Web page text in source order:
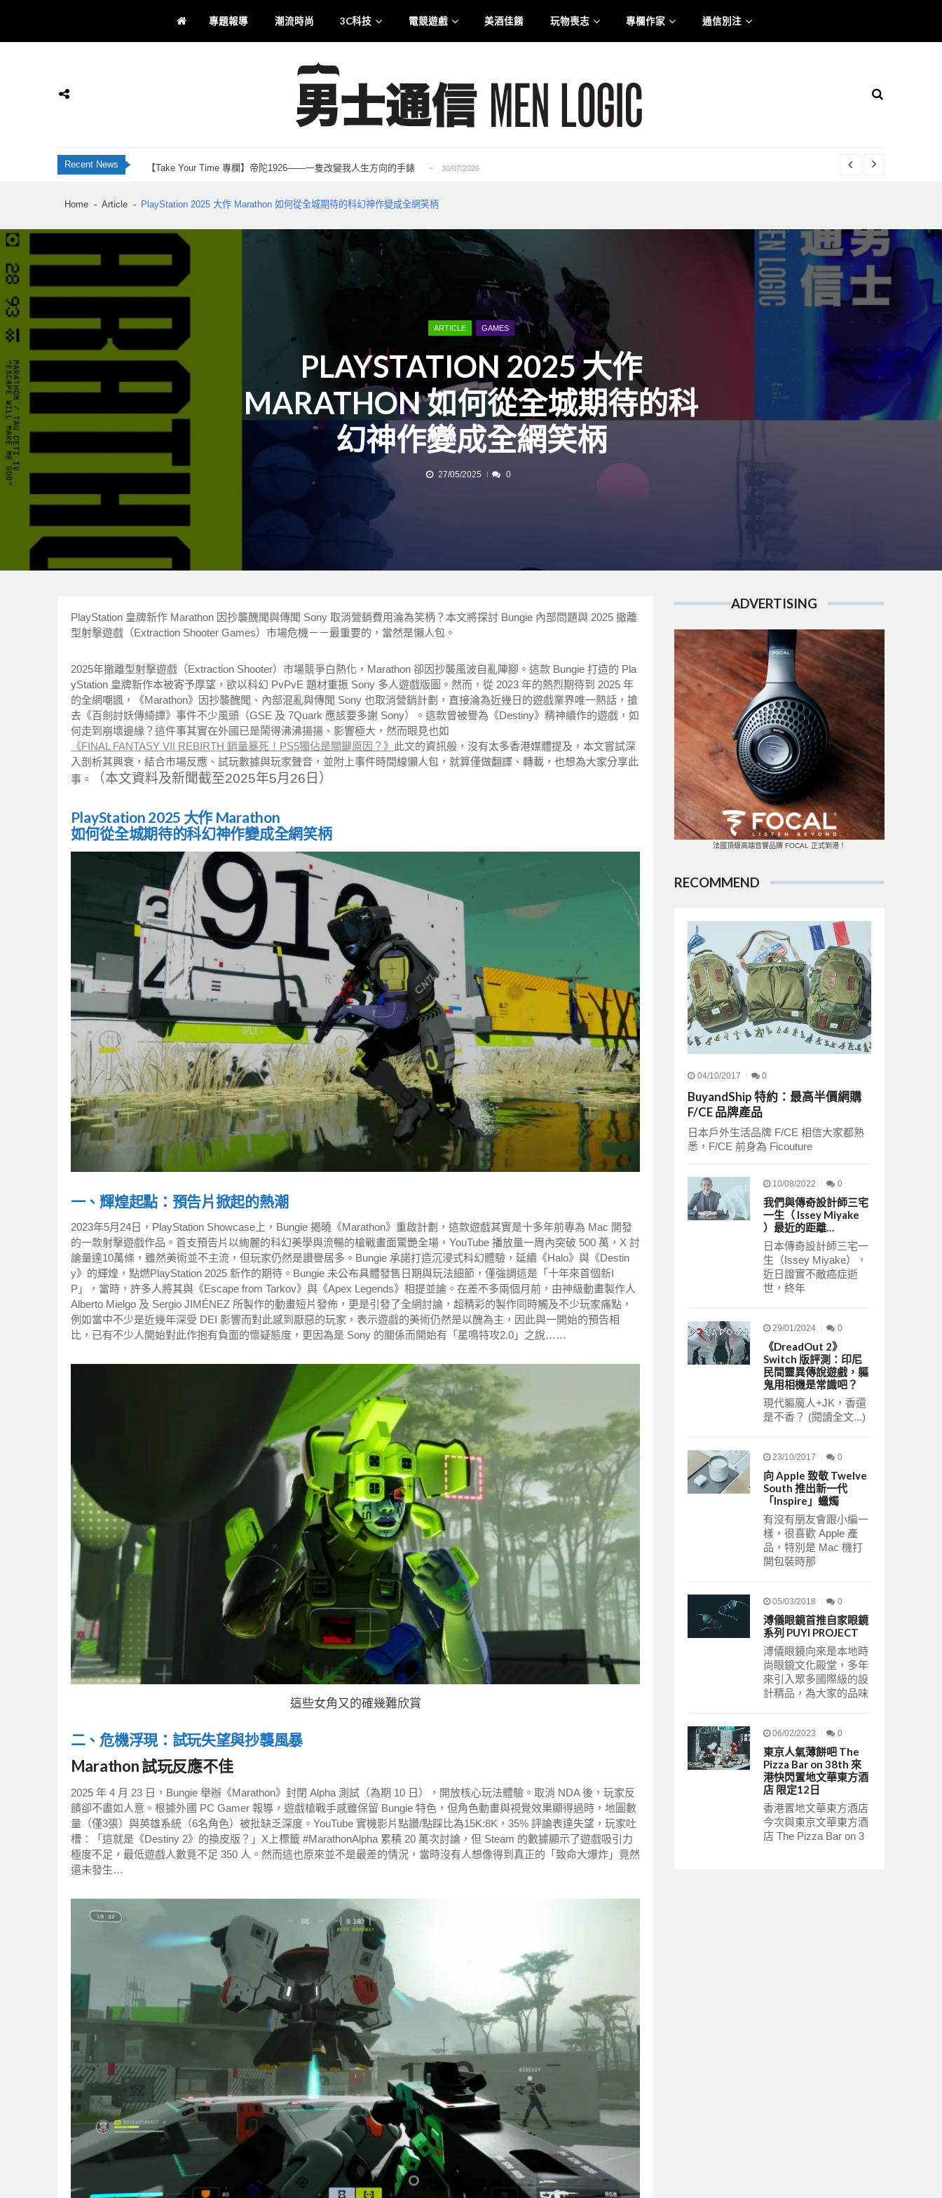
專題報導 潮流時尚 3C科技 電競遊戲 美酒佳餚 玩物喪志 專欄作家 通信別注
男士通信
男士專屬
Recent News
JBL Live 全新智慧降噪耳機系列 藍牙 6.0 智慧觸控盒震撼登港 25/07/2026
香港科研28年品牌 INNOTIER 創辦人Juliana 專訪：從口罩到貼身衣物 最高規格的防護... 21/07/2026
Momax 屯門市廣場品牌店正式開業！「Recharge for Tuen Mun」為主題注入生活能量... 12/07/2026
刺客教條：黑旗同步重置 評測：海盜黃金時代的忠實重生，Ubisoft 的一次及時救贖...
香港科研28年品牌 INNOTIER 創辦人Juliana 專訪：從口罩到貼身衣物 最高規格的防護...
Momax 屯門市廣場品牌店正式開業！「Recharge for Tuen Mun」為主題注入生活能量... 12/07/2026
【Take Your Time 專欄】帝陀1926——一隻改變我人生方向的手錶 30/07/2026
刺客教條：黑旗同步重置 評測：海盜黃金時代的忠實重生，Ubisoft 的一次及時救贖... 29/07/2026
JBL Live 全新智慧降噪耳機系列 藍牙 6.0 智慧觸控盒震撼登港
Home Article PlayStation 2025 大作 Marathon 如何從全城期待的科幻神作變成全網笑柄
ARTICLE GAMES
PLAYSTATION 2025 大作
MARATHON 如何從全城期待的科
幻神作變成全網笑柄
27/05/2025 0
PlayStation 皇牌新作 Marathon 因抄襲醜聞與傳聞 Sony 取消營銷費用淪為笑柄？本文將探討 Bungie 內部問題與 2025 撤離
型射擊遊戲（Extraction Shooter Games）市場危機－－最重要的，當然是懶人包。
2025年撤離型射擊遊戲（Extraction Shooter）市場競爭白熱化，Marathon 卻因抄襲風波自亂陣腳。這款 Bungie 打造的 Pla
yStation 皇牌新作本被寄予厚望，欲以科幻 PvPvE 題材重振 Sony 多人遊戲版圖。然而，從 2023 年的熱烈期待到 2025 年
的全網嘲諷，《Marathon》因抄襲醜聞、內部混亂與傳聞 Sony 也取消營銷計劃，直接淪為近幾日的遊戲業界唯一熱話，搶
去《百劍討妖傳綺譚》事件不少風頭（GSE 及 7Quark 應該要多謝 Sony）。這款曾被譽為《Destiny》精神續作的遊戲，如
何走到崩壞邊緣？這件事其實在外國已是鬧得沸沸揚揚、影響極大，然而眼見也如
《FINAL FANTASY VII REBIRTH 銷量暴死！PS5獨佔是關鍵原因？》 此文的資訊般，沒有太多香港媒體提及，本文嘗試深
入剖析其興衰，結合市場反應、試玩數據與玩家聲音，並附上事件時間線懶人包，就算僅做翻譯、轉載，也想為大家分享此
事。
（本文資料及新聞截至2025年5月26日）
PlayStation 2025 大作 Marathon
如何從全城期待的科幻神作變成全網笑柄
一、輝煌起點：預告片掀起的熱潮
2023年5月24日，PlayStation Showcase上，Bungie 揭曉《Marathon》重啟計劃，這款遊戲其實是十多年前專為 Mac 開發
的一款射擊遊戲作品。首支預告片以絢麗的科幻美學與流暢的槍戰畫面驚艷全場，YouTube 播放量一周內突破 500 萬，X 討
論量達10萬條，雖然美術並不主流，但玩家仍然是讚譽居多。Bungie 承諾打造沉浸式科幻體驗，延續《Halo》與《Destin
y》的輝煌，點燃PlayStation 2025 新作的期待。Bungie 未公布具體發售日期與玩法細節，僅強調這是「十年來首個新I
P」，當時，許多人將其與《Escape from Tarkov》與《Apex Legends》相提並論。在差不多兩個月前，由神級動畫製作人
Alberto Mielgo 及 Sergio JIMÉNEZ 所製作的動畫短片發佈，更是引發了全網討論，超精彩的製作同時觸及不少玩家痛點，
例如當中不少是近幾年深受 DEI 影響而對此感到厭惡的玩家，表示遊戲的美術仍然是以醜為主，因此與一開始的預告相
比，已有不少人開始對此作抱有負面的懷疑態度，更因為是 Sony 的關係而開始有「星鳴特攻2.0」之說……
這些女角又的確幾難欣賞
二、危機浮現：試玩失望與抄襲風暴
Marathon 試玩反應不佳
2025 年 4 月 23 日，Bungie 舉辦《Marathon》封閉 Alpha 測試（為期 10 日），開放核心玩法體驗。取消 NDA 後，玩家反
饋卻不盡如人意。根據外國 PC Gamer 報導，遊戲槍戰手感雖保留 Bungie 特色，但角色動畫與視覺效果顯得過時，地圖數
量（僅3張）與英雄系統（6名角色）被批缺乏深度。YouTube 實機影片點讚/點踩比為15K:8K，35% 評論表達失望，玩家吐
槽：「這就是《Destiny 2》的換皮版？」X上標籤 #MarathonAlpha 累積 20 萬次討論，但 Steam 的數據顯示了遊戲吸引力
極度不足，最低遊戲人數竟不足 350 人。然而這也原來並不是最差的情況，當時沒有人想像得到真正的「致命大爆炸」竟然
還未發生…
ADVERTISING
法國頂級高端音響品牌 FOCAL 正式到港！
RECOMMEND
04/10/2017 0
BuyandShip 特約：最高半價網購
F/CE 品牌產品
日本戶外生活品牌 F/CE 相信大家都熟
悉，F/CE 前身為 Ficouture
10/08/2022 0
我們與傳奇設計師三宅
一生（ Issey Miyake
）最近的距離…
日本傳奇設計師三宅一
生（Issey Miyake），
近日證實不敵癌症逝
世，終年
29/01/2024 0
《DreadOut 2》
Switch 版評測：印尼
民間靈異傳說遊戲，軀
鬼用相機是常識吧？
現代軀魔人+JK，香還
是不香？ (閱讀全文...)
23/10/2017 0
向 Apple 致敬 Twelve
South 推出新一代
「Inspire」蠟燭
有沒有朋友會跟小編一
樣，很喜歡 Apple 產
品，特別是 Mac 機打
開包裝時那
05/03/2018 0
溥儀眼鏡首推自家眼鏡
系列 PUYI PROJECT
溥儀眼鏡向來是本地時
尚眼鏡文化殿堂，多年
來引入眾多國際級的設
計精品，為大家的品味
06/02/2023 0
東京人氣薄餅吧 The
Pizza Bar on 38th 來
港快閃置地文華東方酒
店 限定12日
香港置地文華東方酒店
今次與東京文華東方酒
店 The Pizza Bar on 3